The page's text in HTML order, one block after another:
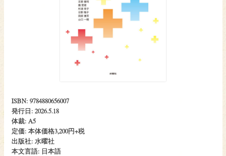
ISBN: 9784880656007
発行日: 2026.5.18
体裁: A5
定価: 本体価格3,200円+税
出版社: 水曜社
本文言語: 日本語